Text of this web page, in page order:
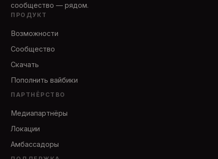
сообщество — рядом.
ПРОДУКТ
Возможности
Сообщество
Скачать
Пополнить вайбики
ПАРТНЁРСТВО
Медиапартнёры
Локации
Амбассадоры